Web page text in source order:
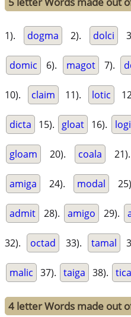
1). dogma 2). dolci
domic 6). magot 7).
10). claim 11). lotic
dicta 15). gloat 16).
gloam 20). coala
amiga 24). modal
admit 28). amigo 29).
32). octad 33). tamal
malic 37). taiga 38).
4 letter Words made out